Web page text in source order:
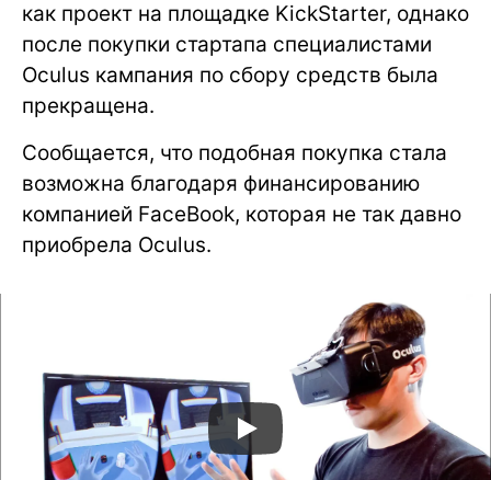
как проект на площадке KickStarter, однако
после покупки стартапа специалистами
Oculus кампания по сбору средств была
прекращена.
Сообщается, что подобная покупка стала
возможна благодаря финансированию
компанией FaceBook, которая не так давно
приобрела Oculus.